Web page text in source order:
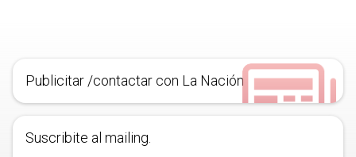
Publicitar /contactar con La Nación
Suscribite al mailing.